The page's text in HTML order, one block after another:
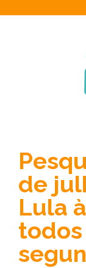
de
Lula
todos